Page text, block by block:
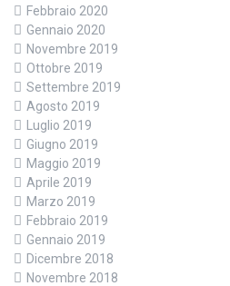
Febbraio 2020
Gennaio 2020
Novembre 2019
Ottobre 2019
Settembre 2019
Agosto 2019
Luglio 2019
Giugno 2019
Maggio 2019
Aprile 2019
Marzo 2019
Febbraio 2019
Gennaio 2019
Dicembre 2018
Novembre 2018